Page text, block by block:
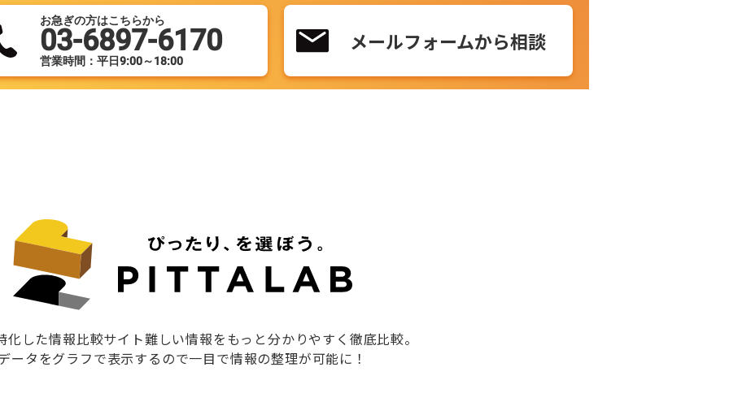
お急ぎの方はこちらから
03-6897-6170
営業時間：平日9:00～18:00
メールフォームから相談
した情報比較サイト難しい情報をもっと分かりやすく徹底比較。
ータをグラフで表示するので一目で情報の整理が可能に！